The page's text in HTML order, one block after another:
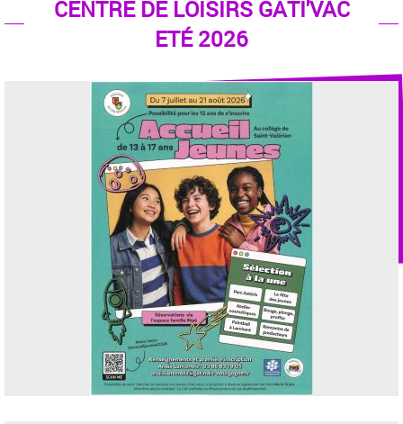
CENTRE DE LOISIRS GATI'VAC
ETÉ 2026